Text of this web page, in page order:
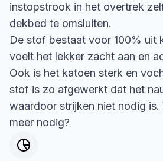
instopstrook in het overtrek
dekbed te omsluiten.
De stof bestaat voor 100% uit
voelt het lekker zacht aan en
Ook is het katoen sterk en
stof is zo afgewerkt dat het
waardoor strijken niet nodig is.
meer nodig?